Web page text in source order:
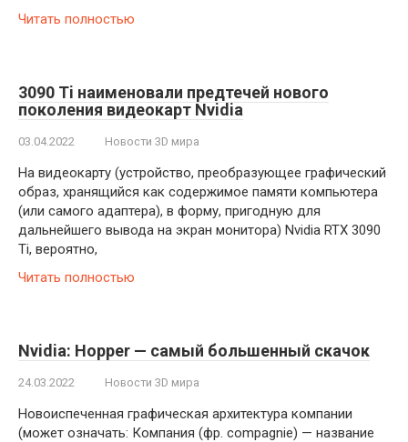
Читать полностью
3090 Ti наименовали предтечей нового
поколения видеокарт Nvidia
03.04.2022 Новости 3D мира
На видеокарту (устройство, преобразующее графический
образ, хранящийся как содержимое памяти компьютера
(или самого адаптера), в форму, пригодную для
дальнейшего вывода на экран монитора) Nvidia RTX 3090
Ti, вероятно,
Читать полностью
Nvidia: Hopper — самый большенный скачок
24.03.2022 Новости 3D мира
Новоиспеченная графическая архитектура компании
(может означать: Компания (фр. compagnie) — название